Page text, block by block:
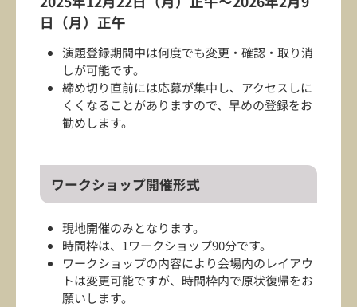
日（月）正午
演題登録期間中は何度でも変更・確認・取り消
しが可能です。
締め切り直前には応募が集中し、アクセスしに
くくなることがありますので、早めの登録をお
勧めします。
ワークショップ開催形式
現地開催のみとなります。
時間枠は、1ワークショップ90分です。
ワークショップの内容により会場内のレイアウ
トは変更可能ですが、時間枠内で原状復帰をお
願いします。